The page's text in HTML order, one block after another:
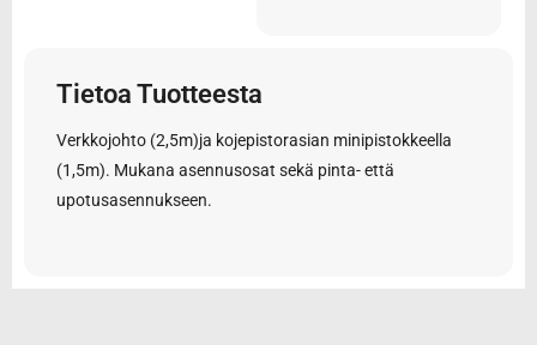
Tietoa Tuotteesta
Verkkojohto (2,5m)ja kojepistorasian minipistokkeella
(1,5m). Mukana asennusosat sekä pinta- että
upotusasennukseen.